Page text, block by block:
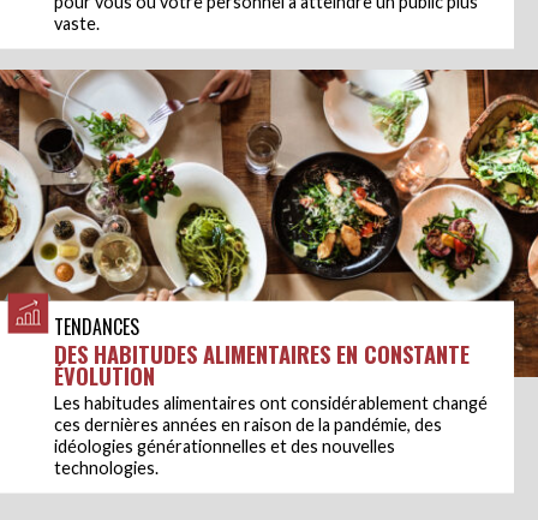
vaste.
TENDANCES
DES HABITUDES ALIMENTAIRES EN CONSTANTE
ÉVOLUTION
Les habitudes alimentaires ont considérablement changé
ces dernières années en raison de la pandémie, des
idéologies générationnelles et des nouvelles
technologies.